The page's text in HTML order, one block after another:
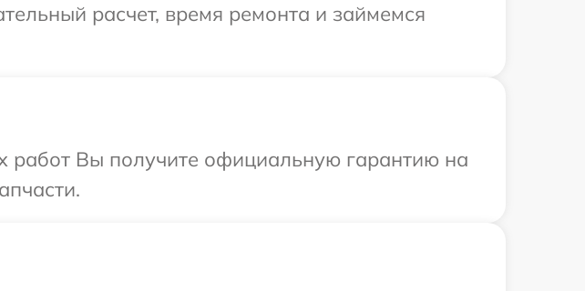
расчет, время ремонта и займемся
работ Вы получите официальную гарантию на